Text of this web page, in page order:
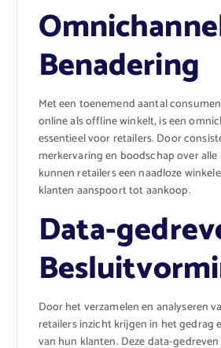
Benadering
Met een toenemend aantal
online als offline winkelt, is een
essentieel voor retailers. Door
merkervaring en boodschap over alle
kunnen retailers een naadloze
klanten aanspoort tot aankoop.
Data-
Door het verzamelen en analyseren
retailers inzicht krijgen in het gedrag
van hun klanten. Deze data-